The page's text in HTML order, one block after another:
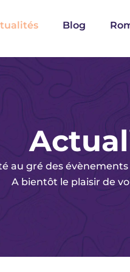
Blog
au gré des
A bientôt le plaisir de